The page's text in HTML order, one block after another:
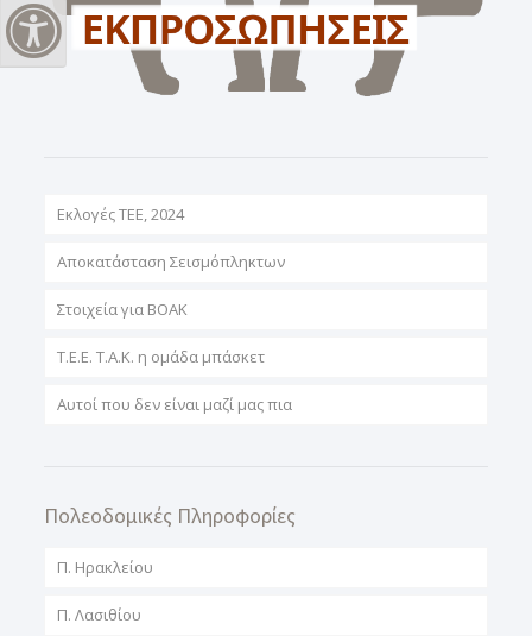
Εναλλαγή Υψηλής Αντίθεσης
Εκλογές ΤΕΕ, 2024
Αποκατάσταση Σεισμόπληκτων
Στοιχεία για ΒΟΑΚ
T.E.E. T.A.K. η ομάδα μπάσκετ
Αυτοί που δεν είναι μαζί μας πια
Πολεοδομικές Πληροφορίες
Π. Ηρακλείου
Π. Λασιθίου